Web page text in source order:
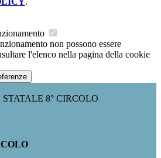
non possono essere
l'elenco nella pagina della cookie
STATALE 8° CIRCOLO